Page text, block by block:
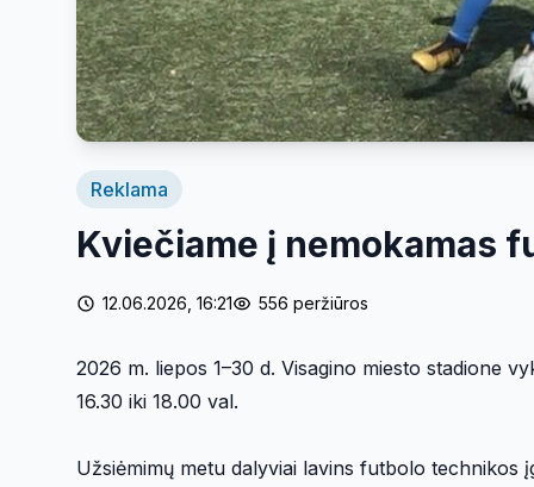
Reklama
Kviečiame į nemokamas
12.06.2026, 16:21 556 peržiūros
2026 m. liepos 1–30 d. Visagino miesto stadione
16.30 iki 18.00 val.
Užsiėmimų metu dalyviai lavins futbolo technikos